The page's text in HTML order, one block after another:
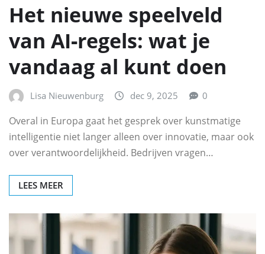
Het nieuwe speelveld
van AI‑regels: wat je
vandaag al kunt doen
Lisa Nieuwenburg dec 9, 2025 0
Overal in Europa gaat het gesprek over kunstmatige
intelligentie niet langer alleen over innovatie, maar ook
over verantwoordelijkheid. Bedrijven vragen…
LEES MEER